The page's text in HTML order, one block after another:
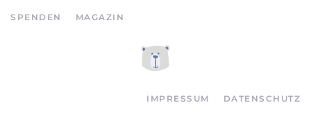
SPENDEN MAGAZIN
IMPRESSUM DATENSCHUTZ